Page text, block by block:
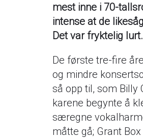
mest inne i 70-
intense at de
Det var fryktelig lurt.
De første tre-fire
og mindre
så opp til, som Billy
karene begynte å
særegne
måtte gå; Grant